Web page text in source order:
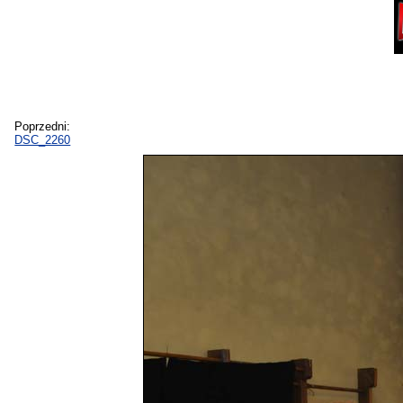
Poprzedni:
DSC_2260